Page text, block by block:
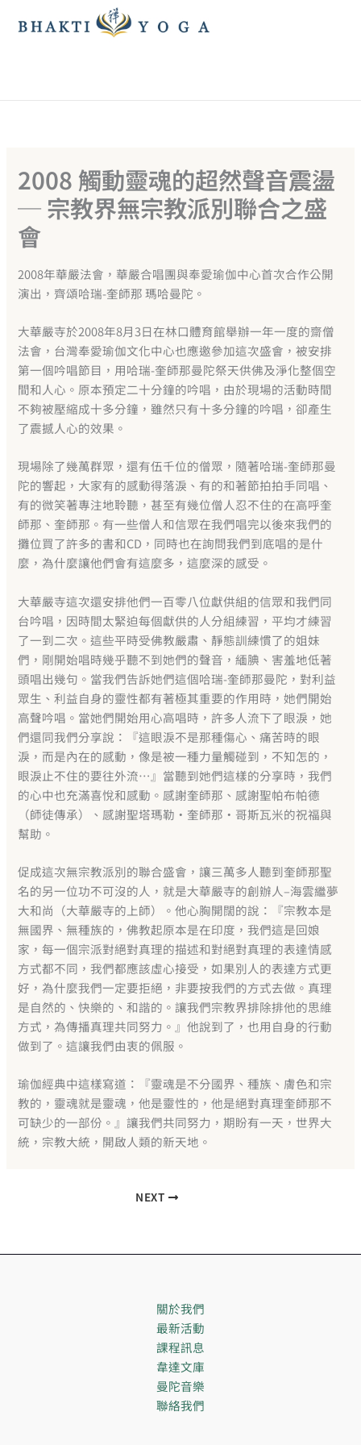
容
2008 觸動靈魂的超然聲音震盪
─ 宗教界無宗教派別聯合之盛
會
2008年華嚴法會，華嚴合唱團與奉愛瑜伽中心首次合作公開
演出，齊頌哈瑞-奎師那 瑪哈曼陀。
大華嚴寺於2008年8月3日在林口體育館舉辦一年一度的齋僧
法會，台灣奉愛瑜伽文化中心也應邀參加這次盛會，被安排
第一個吟唱節目，用哈瑞-奎師那曼陀祭天供佛及淨化整個空
間和人心。原本預定二十分鐘的吟唱，由於現場的活動時間
不夠被壓縮成十多分鐘，雖然只有十多分鐘的吟唱，卻產生
了震撼人心的效果。
現場除了幾萬群眾，還有伍千位的僧眾，隨著哈瑞-奎師那曼
陀的響起，大家有的感動得落淚、有的和著節拍拍手同唱、
有的微笑著專注地聆聽，甚至有幾位僧人忍不住的在高呼奎
師那、奎師那。有一些僧人和信眾在我們唱完以後來我們的
攤位買了許多的書和CD，同時也在詢問我們到底唱的是什
麼，為什麼讓他們會有這麼多，這麼深的感受。
大華嚴寺這次還安排他們一百零八位獻供組的信眾和我們同
台吟唱，因時間太緊迫每個獻供的人分組練習，平均才練習
了一到二次。這些平時受佛教嚴肅、靜態訓練慣了的姐妹
們，剛開始唱時幾乎聽不到她們的聲音，緬腆、害羞地低著
頭唱出幾句。當我們告訴她們這個哈瑞-奎師那曼陀，對利益
眾生、利益自身的靈性都有著極其重要的作用時，她們開始
高聲吟唱。當她們開始用心高唱時，許多人流下了眼淚，她
們還同我們分享說：『這眼淚不是那種傷心、痛苦時的眼
淚，而是內在的感動，像是被一種力量觸碰到，不知怎的，
眼淚止不住的要往外流…』當聽到她們這樣的分享時，我們
的心中也充滿喜悅和感動。感謝奎師那、感謝聖帕布帕德
（師徒傳承）、感謝聖塔瑪勒·奎師那·哥斯瓦米的祝福與
幫助。
促成這次無宗教派別的聯合盛會，讓三萬多人聽到奎師那聖
名的另一位功不可沒的人，就是大華嚴寺的創辦人–海雲繼夢
大和尚（大華嚴寺的上師）。他心胸開闊的說：『宗教本是
無國界、無種族的，佛教起原本是在印度，我們這是回娘
家，每一個宗派對絕對真理的描述和對絕對真理的表達情感
方式都不同，我們都應該虛心接受，如果別人的表達方式更
好，為什麼我們一定要拒絕，非要按我們的方式去做。真理
是自然的、快樂的、和諧的。讓我們宗教界排除排他的思維
方式，為傳播真理共同努力。』他說到了，也用自身的行動
做到了。這讓我們由衷的佩服。
瑜伽經典中這樣寫道：『靈魂是不分國界、種族、膚色和宗
教的，靈魂就是靈魂，他是靈性的，他是絕對真理奎師那不
可缺少的一部份。』讓我們共同努力，期盼有一天，世界大
統，宗教大統，開啟人類的新天地。
NEXT
關於我們
最新活動
課程訊息
韋達文庫
曼陀音樂
聯絡我們